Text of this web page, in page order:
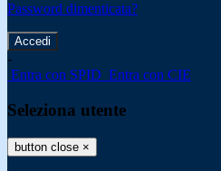
Password dimenticata?
-
Entra con SPID Entra con CIE
Seleziona utente
button close ×